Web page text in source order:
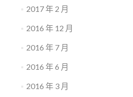
2017 年 2 月
2016 年 12 月
2016 年 7 月
2016 年 6 月
2016 年 3 月